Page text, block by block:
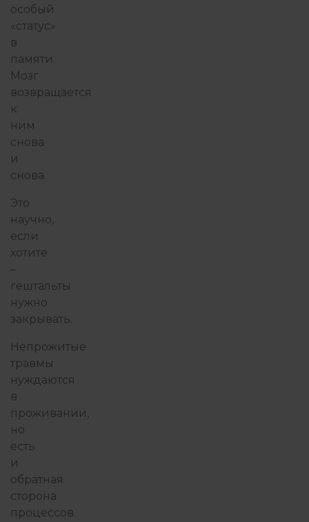
особый
«статус»
в
памяти.
Мозг
возвращается
к
ним
снова
и
снова.
Это
научно,
если
хотите
–
гештальты
нужно
закрывать.
Непрожитые
травмы
нуждаются
в
проживании,
но
есть
и
обратная
сторона
процессов.